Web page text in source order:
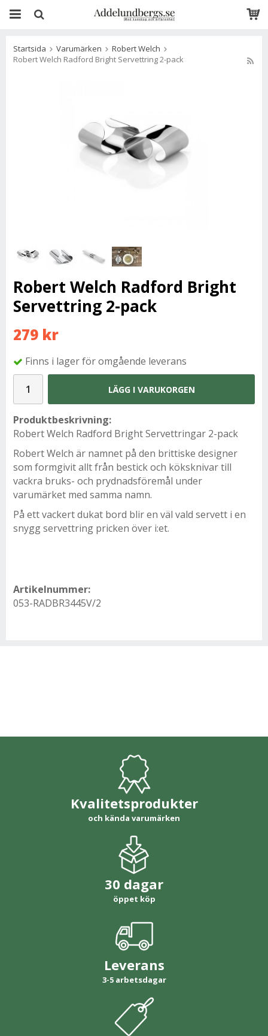
Startsida Varumärken
Robert Welch
Robert Welch Radford Bright Servettring 2-pack
Robert Welch Radford Bright
Servettring 2-pack
279 kr
Finns i lager för omgående leverans
LÄGG I VARUKORGEN
Produktbeskrivning:
Robert Welch Radford Bright Servettringar 2-pack
Robert Welch är namnet på den brittiske designer
som formgivit allt från bestick och köksknivar till
vackra bruks- och prydnadsföremål under
varumärket med samma namn.
På ett vackert dukat bord blir en väl vald servett i en
snygg servettring pricken över i:et.
Artikelnummer:
053-RADBR3445V/2
Kvalitetsprodukter
och kända varumärken
30 dagar
öppet köp
Leverans
3-5 arbetsdagar